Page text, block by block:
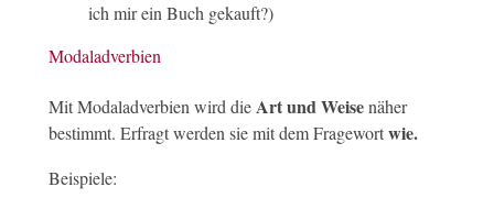
ich mir ein Buch gekauft?)
Modaladverbien
Mit Modaladverbien wird dieArt und Weisenäher
bestimmt. Erfragt werden sie mit dem Fragewortwie.
Beispiele: